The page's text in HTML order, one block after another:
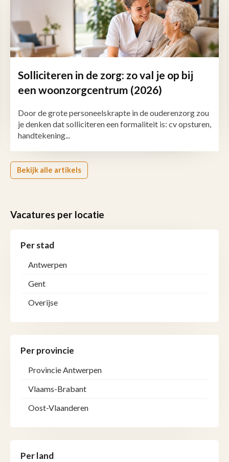
Solliciteren in de zorg: zo val je op bij
een woonzorgcentrum (2026)
Door de grote personeelskrapte in de ouderenzorg zou
je denken dat solliciteren een formaliteit is: cv opsturen,
handtekening...
Bekijk alle artikels
Vacatures per locatie
Per stad
Antwerpen
Gent
Overijse
Per provincie
Provincie Antwerpen
Vlaams-Brabant
Oost-Vlaanderen
Per land